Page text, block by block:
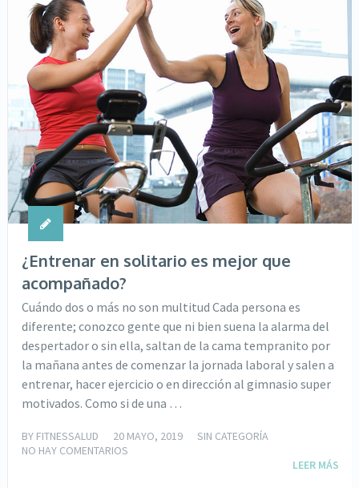
¿Entrenar en solitario es mejor que
acompañado?
Cuándo dos o más no son multitud Cada persona es
diferente; conozco gente que ni bien suena la alarma del
despertador o sin ella, saltan de la cama tempranito por
la mañana antes de comenzar la jornada laboral y salen a
entrenar, hacer ejercicio o en dirección al gimnasio super
motivados. Como si de una …
BY FITNESSALUD 20 MAYO, 2019
SIN CATEGORÍA
NO HAY COMENTARIOS
LEER MÁS